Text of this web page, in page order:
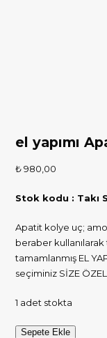
el yapımı
₺980,00
Stok kodu : Takı
Apatit kolye uç;
beraber
tamamlanmış EL
seçiminiz SİZE
1 adet stokta
elSepete Ekle